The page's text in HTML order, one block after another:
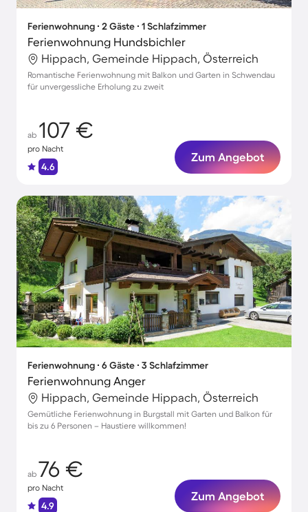
Ferienwohnung ∙ 2 Gäste ∙ 1 Schlafzimmer
Ferienwohnung Hundsbichler
Hippach, Gemeinde Hippach, Österreich
Romantische Ferienwohnung mit Balkon und Garten in Schwendau
für unvergessliche Erholung zu zweit
ab 107 €
pro Nacht
4.6
Zum Angebot
Ferienwohnung ∙ 6 Gäste ∙ 3 Schlafzimmer
Ferienwohnung Anger
Hippach, Gemeinde Hippach, Österreich
Gemütliche Ferienwohnung in Burgstall mit Garten und Balkon für
bis zu 6 Personen – Haustiere willkommen!
ab 76 €
pro Nacht
4.9
Zum Angebot